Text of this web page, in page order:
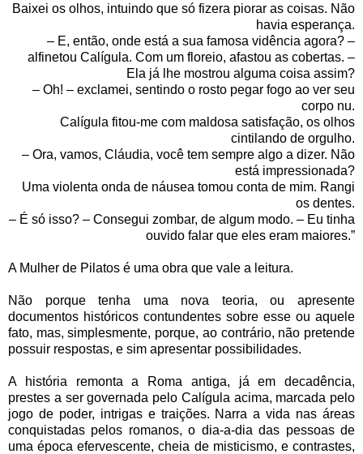
Baixei os olhos, intuindo que só fizera piorar as coisas. Não
havia esperança.
– E, então, onde está a sua famosa vidência agora? –
alfinetou Calígula. Com um floreio, afastou as cobertas. –
Ela já lhe mostrou alguma coisa assim?
– Oh! – exclamei, sentindo o rosto pegar fogo ao ver seu
corpo nu.
Calígula fitou-me com maldosa satisfação, os olhos
cintilando de orgulho.
– Ora, vamos, Cláudia, você tem sempre algo a dizer. Não
está impressionada?
Uma violenta onda de náusea tomou conta de mim. Rangi
os dentes.
– É só isso? – Consegui zombar, de algum modo. – Eu tinha
ouvido falar que eles eram maiores.”
A Mulher de Pilatos é uma obra que vale a leitura.
Não porque tenha uma nova teoria, ou apresente
documentos históricos contundentes sobre esse ou aquele
fato, mas, simplesmente, porque, ao contrário, não pretende
possuir respostas, e sim apresentar possibilidades.
A história remonta a Roma antiga, já em decadência,
prestes a ser governada pelo Calígula acima, marcada pelo
jogo de poder, intrigas e traições. Narra a vida nas áreas
conquistadas pelos romanos, o dia-a-dia das pessoas de
uma época efervescente, cheia de misticismo, e contrastes,